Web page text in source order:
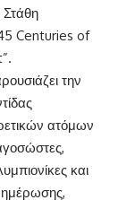
Centuries of
την
ατόμων
και